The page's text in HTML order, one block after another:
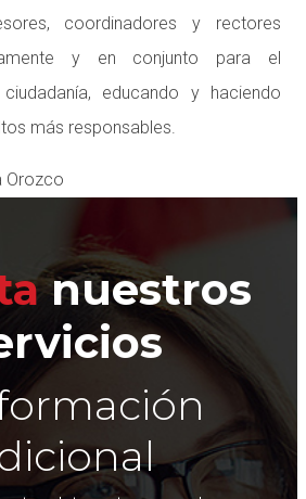
coordinadores y rectores
y en conjunto para el
educando y haciendo
más responsables.
Orozco
nuestros